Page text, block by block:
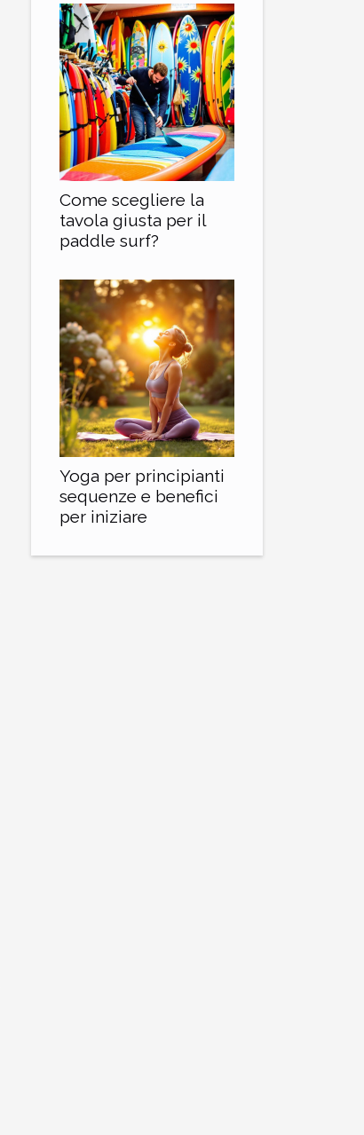
Come scegliere la
tavola giusta per il
paddle surf?
Yoga per principianti
sequenze e benefici
per iniziare